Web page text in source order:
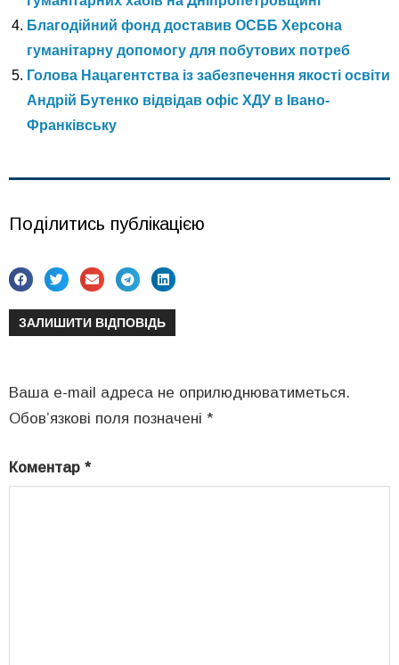
Благодійний фонд доставив ОСББ Херсона
гуманітарну допомогу для побутових потреб
Голова Нацагентства із забезпечення якості освіти
Андрій Бутенко відвідав офіс ХДУ в Івано-
Франківську
Поділитись публікацією
ЗАЛИШИТИ ВІДПОВІДЬ
Ваша e-mail адреса не оприлюднюватиметься.
Обов’язкові поля позначені *
Коментар *